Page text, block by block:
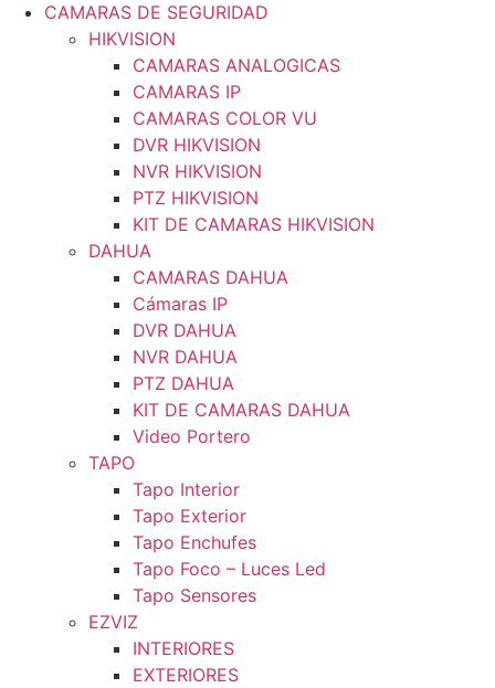
CAMARAS DE SEGURIDAD
HIKVISION
CAMARAS ANALOGICAS
CAMARAS IP
CAMARAS COLOR VU
DVR HIKVISION
NVR HIKVISION
PTZ HIKVISION
KIT DE CAMARAS HIKVISION
DAHUA
CAMARAS DAHUA
Cámaras IP
DVR DAHUA
NVR DAHUA
PTZ DAHUA
KIT DE CAMARAS DAHUA
Video Portero
TAPO
Tapo Interior
Tapo Exterior
Tapo Enchufes
Tapo Foco – Luces Led
Tapo Sensores
EZVIZ
INTERIORES
EXTERIORES